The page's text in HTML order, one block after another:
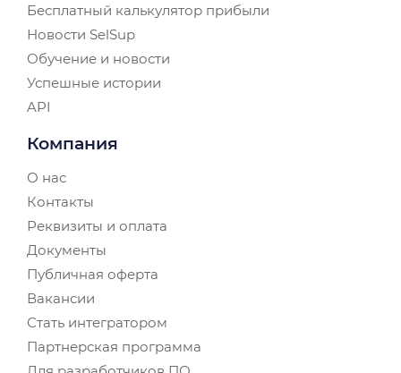
Бесплатный калькулятор прибыли
Новости SelSup
Обучение и новости
Успешные истории
API
Компания
О нас
Контакты
Реквизиты и оплата
Документы
Публичная оферта
Вакансии
Стать интегратором
Партнерская программа